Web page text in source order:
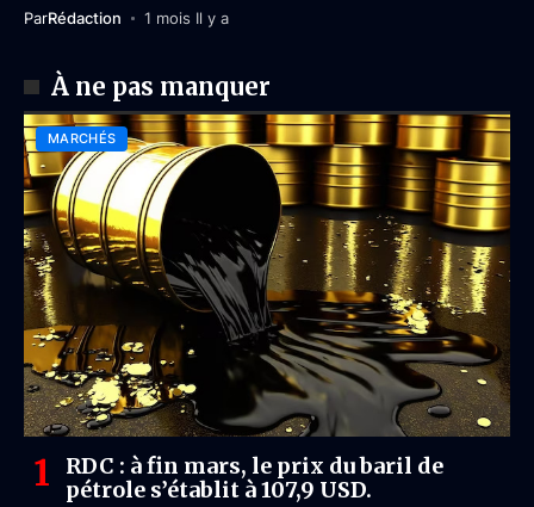
ParRédaction 1 mois Il y a
À ne pas manquer
MARCHÉS
RDC : à fin mars, le prix du baril de
pétrole s’établit à 107,9 USD.